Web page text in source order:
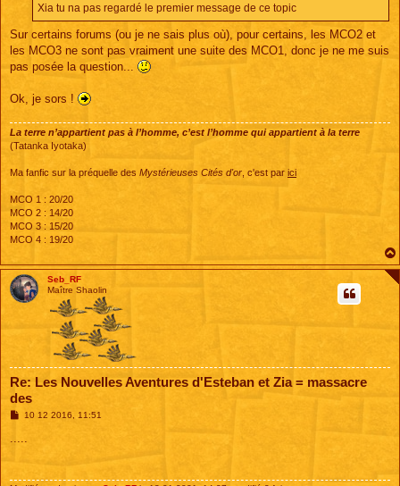
Xia tu na pas regardé le premier message de ce topic
Sur certains forums (ou je ne sais plus où), pour certains, les MCO2 et
les MCO3 ne sont pas vraiment une suite des MCO1, donc je ne me suis
pas posée la question...
Ok, je sors !
La terre n’appartient pas à l’homme, c’est l’homme qui appartient à la terre
(Tatanka Iyotaka)
Ma fanfic sur la préquelle des Mystérieuses Cités d'or , c'est par ici
MCO 1 : 20/20
MCO 2 : 14/20
MCO 3 : 15/20
MCO 4 : 19/20
Seb_RF
Maître Shaolin
Re: Les Nouvelles Aventures d'Esteban et Zia = massacre
des
M
e
10 12 2016, 11:51
.....